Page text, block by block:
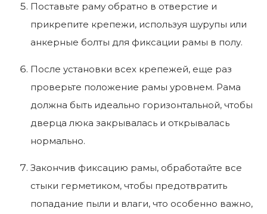
Поставьте раму обратно в отверстие и
прикрепите крепежи, используя шурупы или
анкерные болты для фиксации рамы в полу.
После установки всех крепежей, еще раз
проверьте положение рамы уровнем. Рама
должна быть идеально горизонтальной, чтобы
дверца люка закрывалась и открывалась
нормально.
Закончив фиксацию рамы, обработайте все
стыки герметиком, чтобы предотвратить
попадание пыли и влаги, что особенно важно,